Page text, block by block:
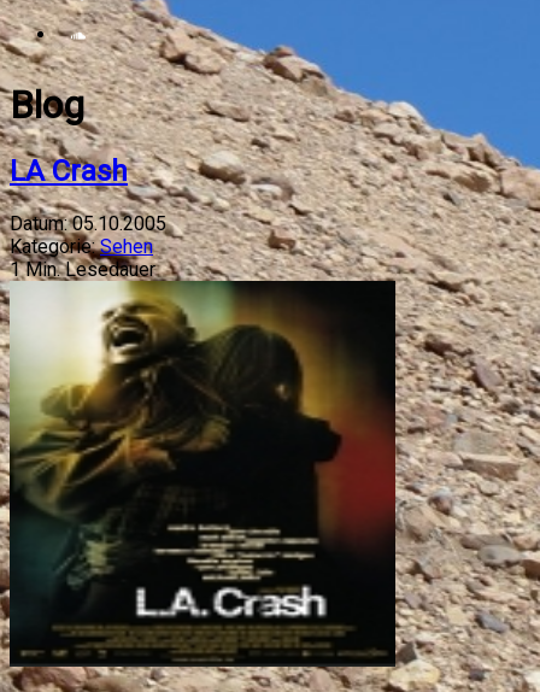
Blog
LA Crash
Datum: 05.10.2005
Kategorie: Sehen
1Min. Lesedauer